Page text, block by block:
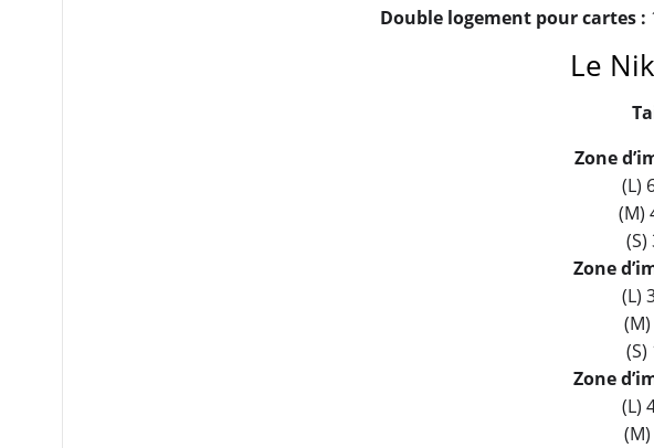
Double logement pour cartes :
Le
Zone
(L)
(M)
Zone
(L)
Zone
(L)